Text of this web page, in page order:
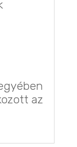
az